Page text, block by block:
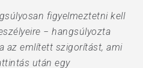
figyelmeztetni kell
− hangsúlyozta
az említett szigorítást, ami
után egy